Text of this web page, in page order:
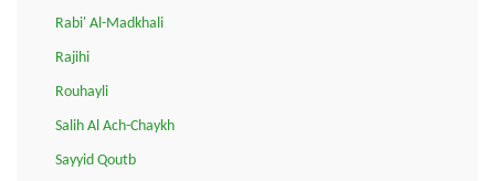
Rabi' Al-Madkhali
Rajihi
Rouhayli
Salih Al Ach-Chaykh
Sayyid Qoutb